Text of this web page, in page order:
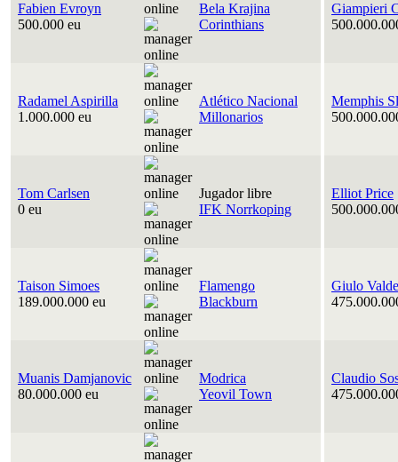
Fabien Evroyn
500.000 eu
Bela Krajina
Corinthians
Giampieri
Radamel Aspirilla
1.000.000 eu
Atlético Nacional
Millonarios
Memphis
Tom Carlsen
0 eu
Jugador libre
IFK Norrkoping
Elliot Price
Taison Simoes
189.000.000 eu
Flamengo
Blackburn
Giulo
Muanis Damjanovic
80.000.000 eu
Modrica
Yeovil Town
Claudio